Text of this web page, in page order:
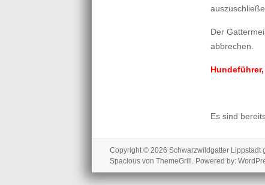
Der
abbrechen.
Es sind
Copyright © 2026 Schwarzwildgatter Lippstadt
Spacious von ThemeGrill. Powered by: